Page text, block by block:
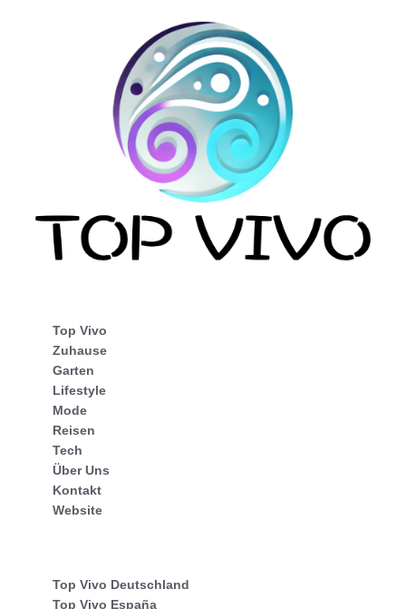
Top Vivo
Zuhause
Garten
Lifestyle
Mode
Reisen
Tech
Über Uns
Kontakt
Website
Top Vivo Deutschland
Top Vivo España